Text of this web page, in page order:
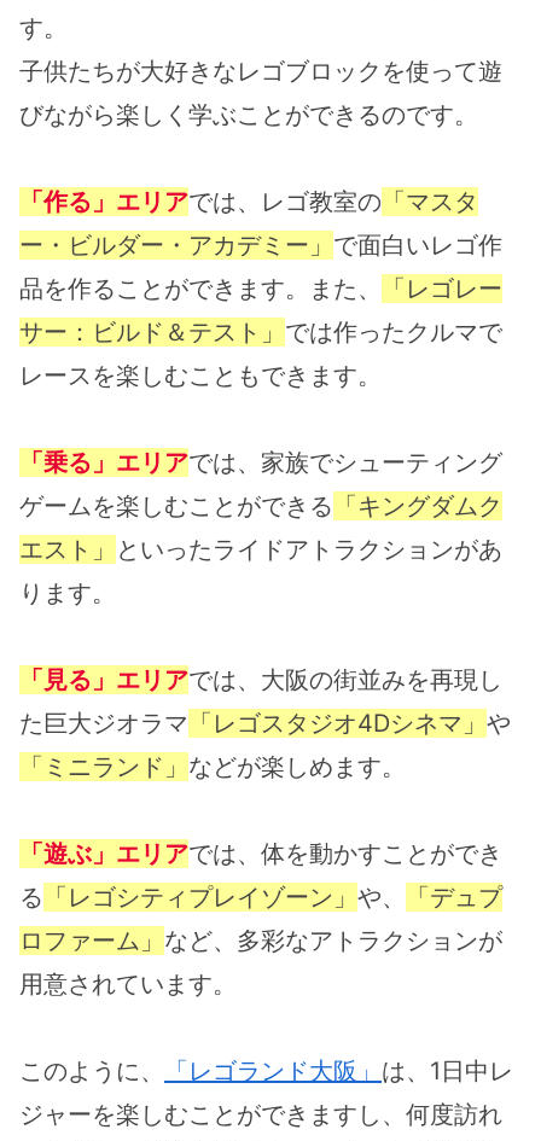
す。
子供たちが大好きなレゴブロックを使って遊
びながら楽しく学ぶことができるのです。
「作る」エリアでは、レゴ教室の 「マスタ
ー・ビルダー・アカデミー」 で面白いレゴ作
品を作ることができます。また、
「レゴレー
サー：ビルド＆テスト」 では作ったクルマで
レースを楽しむこともできます。
「乗る」エリアでは、家族でシューティング
ゲームを楽しむことができる 「キングダムク
エスト」
といったライドアトラクションがあ
ります。
「見る」エリアでは、大阪の街並みを再現し
た巨大ジオラマ 「レゴスタジオ4Dシネマ」 や
「ミニランド」 などが楽しめます。
「遊ぶ」エリアでは、体を動かすことができ
る 「レゴシティプレイゾーン」 や、
「デュプ
ロファーム」 など、多彩なアトラクションが
用意されています。
このように、 「レゴランド大阪」 は、1日中レ
ジャーを楽しむことができますし、何度訪れ